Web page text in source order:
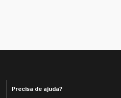
Precisa de ajuda?